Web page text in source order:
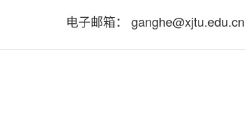
电子邮箱： ganghe@xjtu.edu.cn